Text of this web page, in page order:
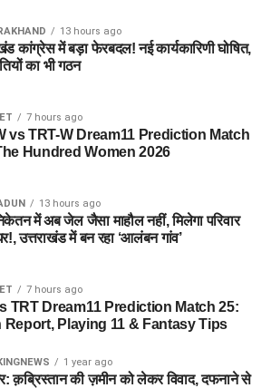
13 hours ago
कांग्रेस में बड़ा फेरबदल! नई कार्यकारिणी घोषित,
का भी गठन
7 hours ago
vs TRT-W Dream11 Prediction Match
Hundred Women 2026
13 hours ago
में अब जेल जैसा माहौल नहीं, मिलेगा परिवार
उत्तराखंड में बन रहा ‘आलंबन गांव’
7 hours ago
TRT Dream11 Prediction Match 25:
Report, Playing 11 & Fantasy Tips
1 year ago
क़ब्रिस्तान की ज़मीन को लेकर विवाद, दफनाने से